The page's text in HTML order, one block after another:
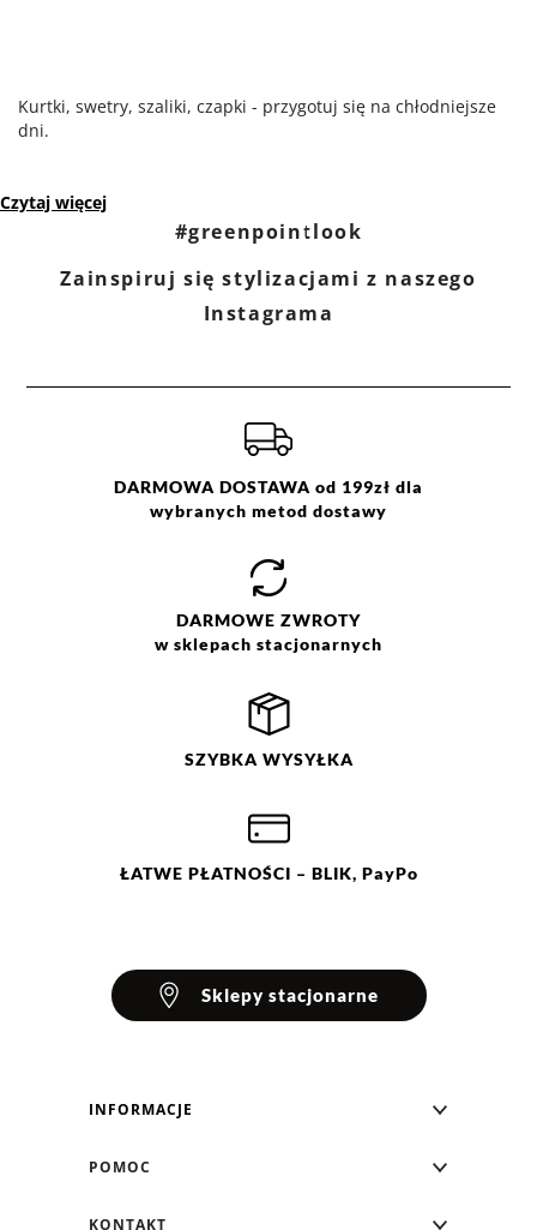
Kurtki, swetry, szaliki, czapki - przygotuj się na chłodniejsze
dni.
Czytaj więcej
#greenpointlook
Zainspiruj się stylizacjami z naszego
Instagrama
DARMOWA DOSTAWA od 199zł dla
wybranych metod dostawy
DARMOWE ZWROTY
w sklepach stacjonarnych
SZYBKA WYSYŁKA
ŁATWE PŁATNOŚCI – BLIK, PayPo
Sklepy stacjonarne
INFORMACJE
POMOC
KONTAKT